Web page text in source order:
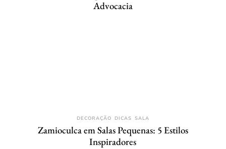
Advocacia
DECORAÇÃO DICAS SALA
Zamioculca em Salas Pequenas: 5 Estilos
Inspiradores